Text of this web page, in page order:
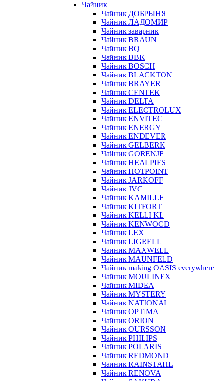
Чайник
Чайник ДОБРЫНЯ
Чайник ЛАДОМИР
Чайник заварник
Чайник BRAUN
Чайник BQ
Чайник BBK
Чайник BOSCH
Чайник BLACKTON
Чайник BRAYER
Чайник CENTEK
Чайник DELTA
Чайник ELECTROLUX
Чайник ENVITEC
Чайник ENERGY
Чайник ENDEVER
Чайник GELBERK
Чайник GORENJE
Чайник HEALPIES
Чайник HOTPOINT
Чайник JARKOFF
Чайник JVC
Чайник KAMILLE
Чайник KITFORT
Чайник KELLI KL
Чайник KENWOOD
Чайник LEX
Чайник LIGRELL
Чайник MAXWELL
Чайник MAUNFELD
Чайник making OASIS everywhere
Чайник MOULINEX
Чайник MIDEA
Чайник MYSTERY
Чайник NATIONAL
Чайник OPTIMA
Чайник ORION
Чайник OURSSON
Чайник PHILIPS
Чайник POLARIS
Чайник REDMOND
Чайник RAINSTAHL
Чайник RENOVA